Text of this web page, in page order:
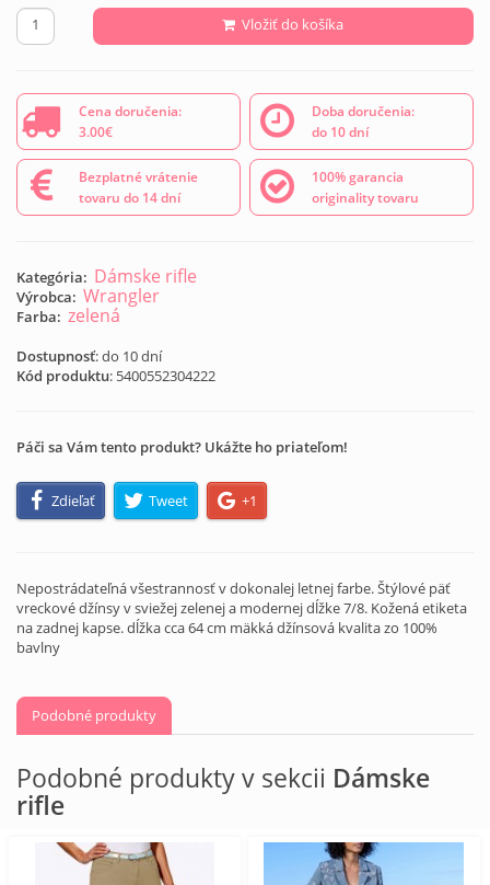
Vložiť do košíka
Cena doručenia:
3.00€
Doba doručenia:
do 10 dní
Bezplatné vrátenie
tovaru do 14 dní
100% garancia
originality tovaru
Kategória: Dámske rifle
Výrobca: Wrangler
Farba: zelená
Dostupnosť: do 10 dní
Kód produktu: 5400552304222
Páči sa Vám tento produkt? Ukážte ho priateľom!
Zdieľať Tweet +1
Nepostrádateľná všestrannosť v dokonalej letnej farbe. Štýlové päť
vreckové džínsy v sviežej zelenej a modernej dĺžke 7/8. Kožená etiketa
na zadnej kapse. dĺžka cca 64 cm mäkká džínsová kvalita zo 100%
bavlny
Podobné produkty
Podobné produkty v sekcii Dámske
rifle